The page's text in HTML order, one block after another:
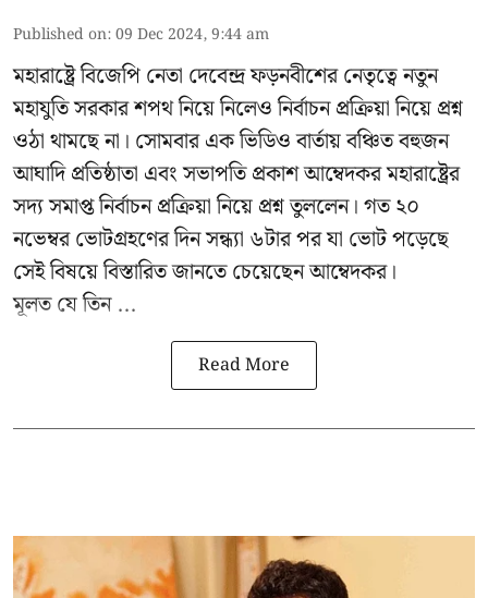
Published on:09 Dec 2024, 9:44 am
মহারাষ্ট্রে বিজেপি নেতা দেবেন্দ্র ফড়নবীশের নেতৃত্বে নতুন
মহাযুতি সরকার শপথ নিয়ে নিলেও নির্বাচন প্রক্রিয়া নিয়ে প্রশ্ন
ওঠা থামছে না। সোমবার এক ভিডিও বার্তায় বঞ্চিত বহুজন
আঘাদি প্রতিষ্ঠাতা এবং সভাপতি প্রকাশ আম্বেদকর মহারাষ্ট্রের
সদ্য সমাপ্ত নির্বাচন প্রক্রিয়া নিয়ে প্রশ্ন তুললেন। গত ২০
নভেম্বর ভোটগ্রহণের দিন সন্ধ্যা ৬টার পর যা ভোট পড়েছে
সেই বিষয়ে বিস্তারিত জানতে চেয়েছেন আম্বেদকর।
মূলত যে তিন ...
Read More